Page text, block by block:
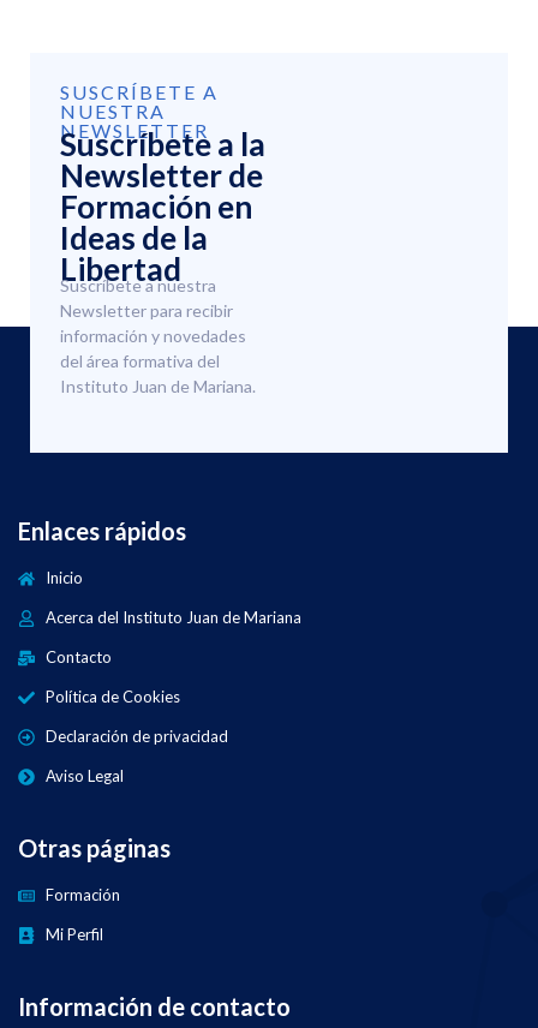
SUSCRÍBETE A
NUESTRA
NEWSLETTER
Suscríbete a la
Newsletter de
Formación en
Ideas de la
Libertad
Suscríbete a nuestra
Newsletter para recibir
información y novedades
del área formativa del
Instituto Juan de Mariana.
Enlaces rápidos
Inicio
Acerca del Instituto Juan de Mariana
Contacto
Política de Cookies
Declaración de privacidad
Aviso Legal
Otras páginas
Formación
Mi Perfil
Información de contacto